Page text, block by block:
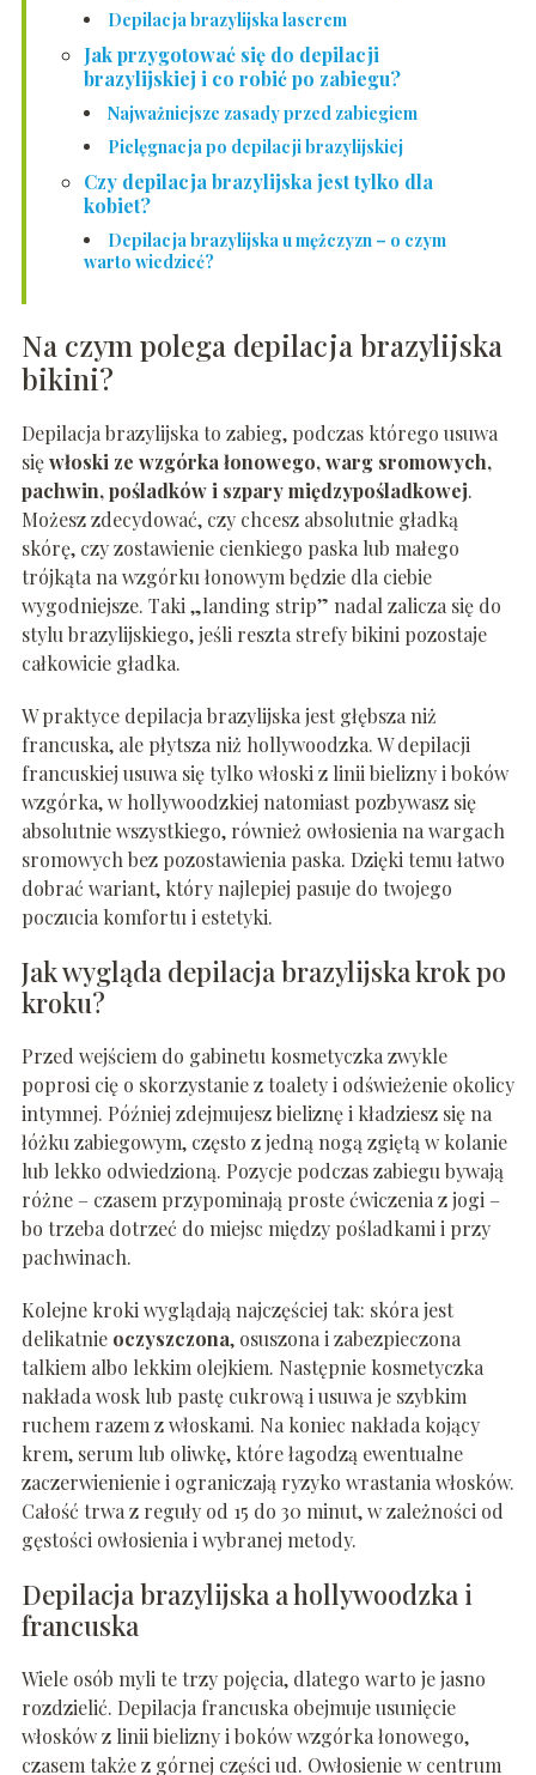
Depilacja brazylijska laserem
Jak przygotować się do depilacji
brazylijskiej i co robić po zabiegu?
Najważniejsze zasady przed zabiegiem
Pielęgnacja po depilacji brazylijskiej
Czy depilacja brazylijska jest tylko dla
kobiet?
Depilacja brazylijska u mężczyzn – o czym
warto wiedzieć?
Na czym polega depilacja brazylijska
bikini?
Depilacja brazylijska to zabieg, podczas którego usuwa
sięwłoski ze wzgórka łonowego, warg sromowych,
pachwin, pośladków i szpary międzypośladkowej.
Możesz zdecydować, czy chcesz absolutnie gładką
skórę, czy zostawienie cienkiego paska lub małego
trójkąta na wzgórku łonowym będzie dla ciebie
wygodniejsze. Taki „landing strip” nadal zalicza się do
stylu brazylijskiego, jeśli reszta strefy bikini pozostaje
całkowicie gładka.
W praktyce depilacja brazylijska jest głębsza niż
francuska, ale płytsza niż hollywoodzka. W depilacji
francuskiej usuwa się tylko włoski z linii bielizny i boków
wzgórka, w hollywoodzkiej natomiast pozbywasz się
absolutnie wszystkiego, również owłosienia na wargach
sromowych bez pozostawienia paska. Dzięki temu łatwo
dobrać wariant, który najlepiej pasuje do twojego
poczucia komfortu i estetyki.
Jak wygląda depilacja brazylijska krok po
kroku?
Przed wejściem do gabinetu kosmetyczka zwykle
poprosi cię o skorzystanie z toalety i odświeżenie okolicy
intymnej. Później zdejmujesz bieliznę i kładziesz się na
łóżku zabiegowym, często z jedną nogą zgiętą w kolanie
lub lekko odwiedzioną. Pozycje podczas zabiegu bywają
różne – czasem przypominają proste ćwiczenia z jogi –
bo trzeba dotrzeć do miejsc między pośladkami i przy
pachwinach.
Kolejne kroki wyglądają najczęściej tak: skóra jest
delikatnie oczyszczona, osuszona i zabezpieczona
talkiem albo lekkim olejkiem. Następnie kosmetyczka
nakłada wosk lub pastę cukrową i usuwa je szybkim
ruchem razem z włoskami. Na koniec nakłada kojący
krem, serum lub oliwkę, które łagodzą ewentualne
zaczerwienienie i ograniczają ryzyko wrastania włosków.
Całość trwa z reguły od 15 do 30 minut, w zależności od
gęstości owłosienia i wybranej metody.
Depilacja brazylijska a hollywoodzka i
francuska
Wiele osób myli te trzy pojęcia, dlatego warto je jasno
rozdzielić. Depilacja francuska obejmuje usunięcie
włosków z linii bielizny i boków wzgórka łonowego,
czasem także z górnej części ud. Owłosienie w centrum